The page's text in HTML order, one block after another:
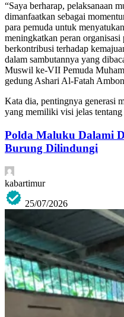
“Saya berharap, pelaksanaan
dimanfaatkan sebagai
para pemuda untuk
meningkatkan peran
berkontribusi terhadap
dalam sambutannya yang
Muswil ke-VII Pemuda
gedung Ashari Al-Fatah
Kata dia, pentingnya generasi
yang memiliki visi jelas tentang
Polda Maluku Dalami
Burung Dilindungi
kabartimur
25/07/2026